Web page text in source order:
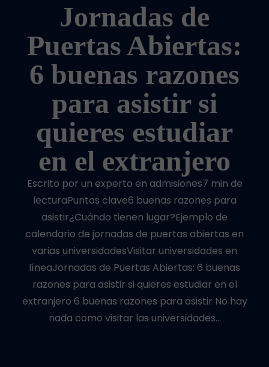
Jornadas de
Puertas Abiertas:
6 buenas razones
para asistir si
quieres estudiar
en el extranjero
Escrito por un experto en admisiones7 min de
lecturaPuntos clave6 buenas razones para
asistir¿Cuándo tienen lugar?Ejemplo de
calendario de jornadas de puertas abiertas en
varias universidadesVisitar universidades en
líneaJornadas de Puertas Abiertas: 6 buenas
razones para asistir si quieres estudiar en el
extranjero 6 buenas razones para asistir No hay
nada como visitar las universidades…